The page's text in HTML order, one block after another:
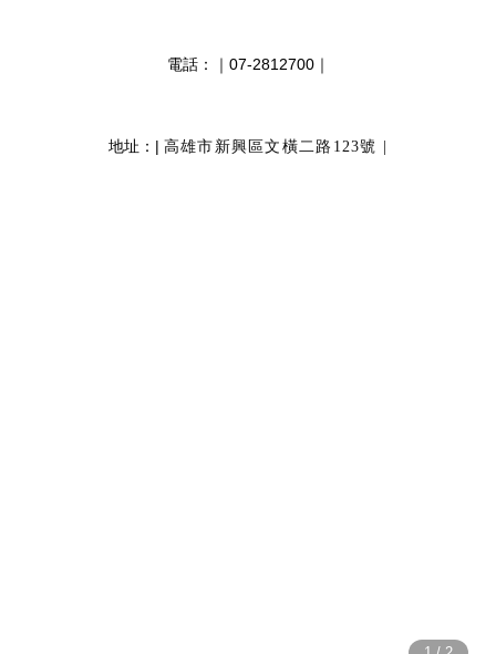
電話：｜ 07-2812700｜
地址：| 高雄市新興區文橫二路123號 |